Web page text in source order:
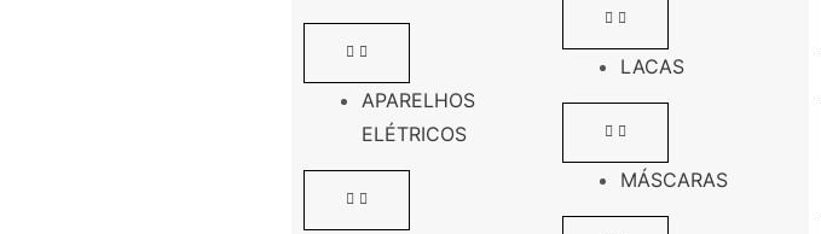
APARELHOS
ELÉTRICOS
LACAS
MÁSCARAS